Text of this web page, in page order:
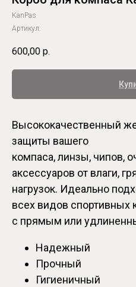
KanPas
Артикул:
600,00 р.
Высококачественный
защиты вашего
компаса, линзы, чипов,
аксессуаров от влаги,
нагрузок. Идеально
всех видов спортивных
с прямым или
Надежный
Прочный
Гигиеничный